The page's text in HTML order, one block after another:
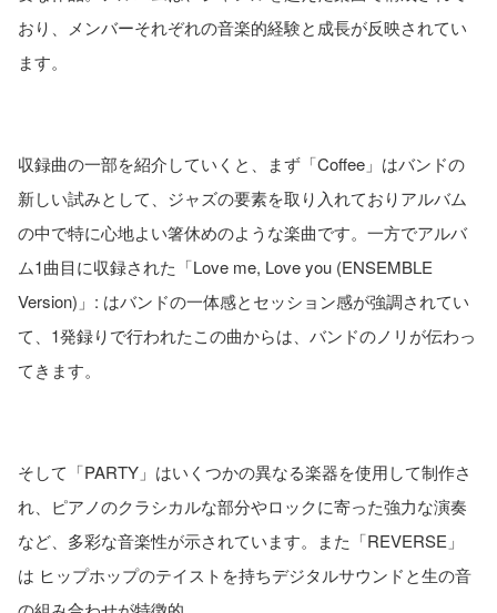
おり、メンバーそれぞれの音楽的経験と成長が反映されてい
ます。
収録曲の一部を紹介していくと、まず「Coffee」はバンドの
新しい試みとして、ジャズの要素を取り入れておりアルバム
の中で特に心地よい箸休めのような楽曲です。一方でアルバ
ム1曲目に収録された「Love me, Love you (ENSEMBLE
Version)」: はバンドの一体感とセッション感が強調されてい
て、1発録りで行われたこの曲からは、バンドのノリが伝わっ
てきます。
そして「PARTY」はいくつかの異なる楽器を使用して制作さ
れ、ピアノのクラシカルな部分やロックに寄った強力な演奏
など、多彩な音楽性が示されています。また「REVERSE」
は ヒップホップのテイストを持ちデジタルサウンドと生の音